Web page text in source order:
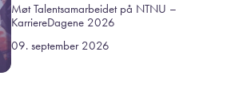
Møt Talentsamarbeidet på NTNU –
KarriereDagene 2026
09. september 2026